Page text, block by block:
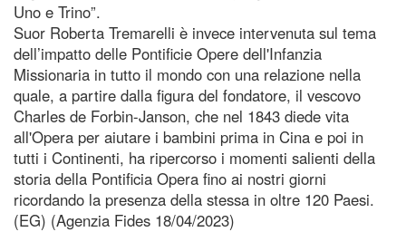
Uno e Trino”.
Suor Roberta Tremarelli è invece intervenuta sul tema
dell’impatto delle Pontificie Opere dell'Infanzia
Missionaria in tutto il mondo con una relazione nella
quale, a partire dalla figura del fondatore, il vescovo
Charles de Forbin-Janson, che nel 1843 diede vita
all'Opera per aiutare i bambini prima in Cina e poi in
tutti i Continenti, ha ripercorso i momenti salienti della
storia della Pontificia Opera fino ai nostri giorni
ricordando la presenza della stessa in oltre 120 Paesi.
(EG) (Agenzia Fides 18/04/2023)